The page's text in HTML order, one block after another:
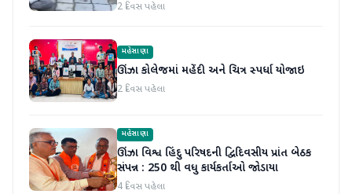
2 દિવસ પહેલા
મહેસાણા
ઊંઝા કોલેજમાં મહેંદી અને ચિત્ર સ્પર્ધા યોજાઇ
2 દિવસ પહેલા
મહેસાણા
ઊંઝા વિશ્વ હિંદુ પરિષદની દ્વિદિવસીય પ્રાંત બેઠક
સંપન્ન : 250 થી વધુ કાર્યકર્તાઓ જોડાયા
4 દિવસ પહેલા